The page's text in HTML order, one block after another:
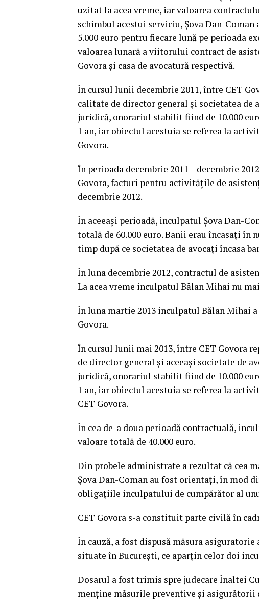
uzitat la acea vreme, iar valoarea
schimbul acestui serviciu, Șova Dan-
5.000 euro pentru fiecare lună pe perioada
valoarea lunară a viitorului contract de
Govora și casa de avocatură respectivă.
În cursul lunii decembrie 2011, între CET
calitate de director general și societatea de
juridică, onorariul stabilit fiind de 10.000
1 an, iar obiectul acestuia se referea la
Govora.
În perioada decembrie 2011 – decembrie
Govora, facturi pentru activitățile de
decembrie 2012.
În aceeași perioadă, inculpatul Șova Dan-
totală de 60.000 euro. Banii erau încasați
timp după ce societatea de avocați încasa
În luna decembrie 2012, contractul de
La acea vreme inculpatul Bălan Mihai nu
În luna martie 2013 inculpatul Bălan Mihai
Govora.
În cursul lunii mai 2013, între CET Govora
de director general și aceeași societate de
juridică, onorariul stabilit fiind de 10.000
1 an, iar obiectul acestuia se referea la
CET Govora.
În cea de-a doua perioadă contractuală,
valoare totală de 40.000 euro.
Din probele administrate a rezultat că cea
Șova Dan-Coman au fost orientați, în mod
obligațiile inculpatului de cumpărător al
CET Govora s-a constituit parte civilă în
În cauză, a fost dispusă măsura
situate în Bucureşti, ce aparţin celor doi
Dosarul a fost trimis spre judecare Înaltei
menține măsurile preventive și asigurătorii